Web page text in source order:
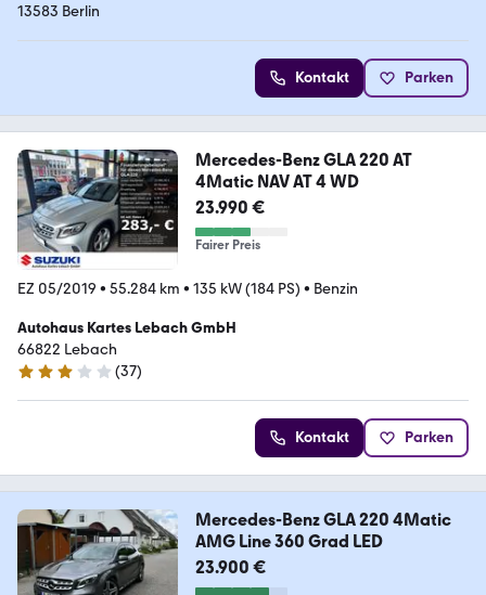
13583 Berlin
Kontakt Parken
Mercedes-Benz GLA 220 AT
4Matic NAV AT 4 WD
23.990 €
Fairer Preis
EZ 05/2019 • 55.284 km • 135 kW (184 PS) • Benzin
Autohaus Kartes Lebach GmbH
66822 Lebach
3.2 Sterne
(37)
Kontakt Parken
Mercedes-Benz GLA 220 4Matic
AMG Line 360 Grad LED
23.900 €